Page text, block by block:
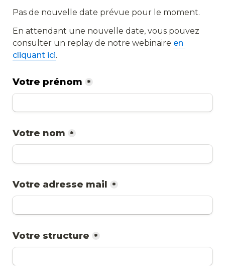
Pas de nouvelle date prévue pour le moment.
En attendant une nouvelle date, vous pouvez
consulter un replay de notre webinaire en
cliquant ici.
Votre prénom *
Votre nom *
Votre adresse mail *
Votre structure *